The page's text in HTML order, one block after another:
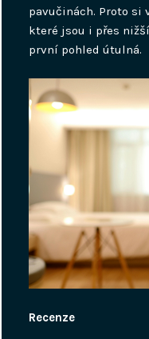
pavučinách. Proto si
které jsou i přes
první pohled útulná.
Recenze